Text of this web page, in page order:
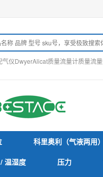
气仪DwyerAlicat质量流量计质量流
科里奥利（气液两用
温湿度 压力